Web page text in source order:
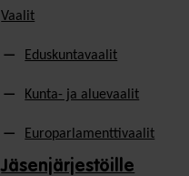
Vaalit
Eduskuntavaalit
Kunta- ja aluevaalit
Europarlamenttivaalit
Jäsenjärjestöille